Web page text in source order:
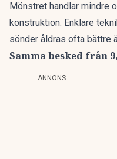
Mönstret handlar mindre
konstruktion. Enklare
sönder åldras ofta bättre
Samma besked från
ANNONS